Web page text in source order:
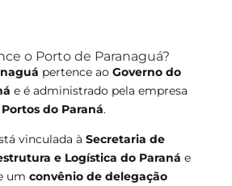
o Porto de Paranaguá?
pertence ao Governo do
e é administrado pela empresa
Portos do Paraná.
vinculada à Secretaria de
e Logística do Paraná e
um convênio de delegação